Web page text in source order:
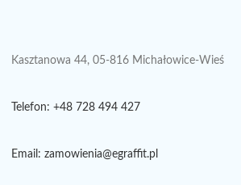
Kasztanowa 44, 05-816 Michałowice-Wieś
Telefon: +48 728 494 427
Email: zamowienia@egraffit.pl